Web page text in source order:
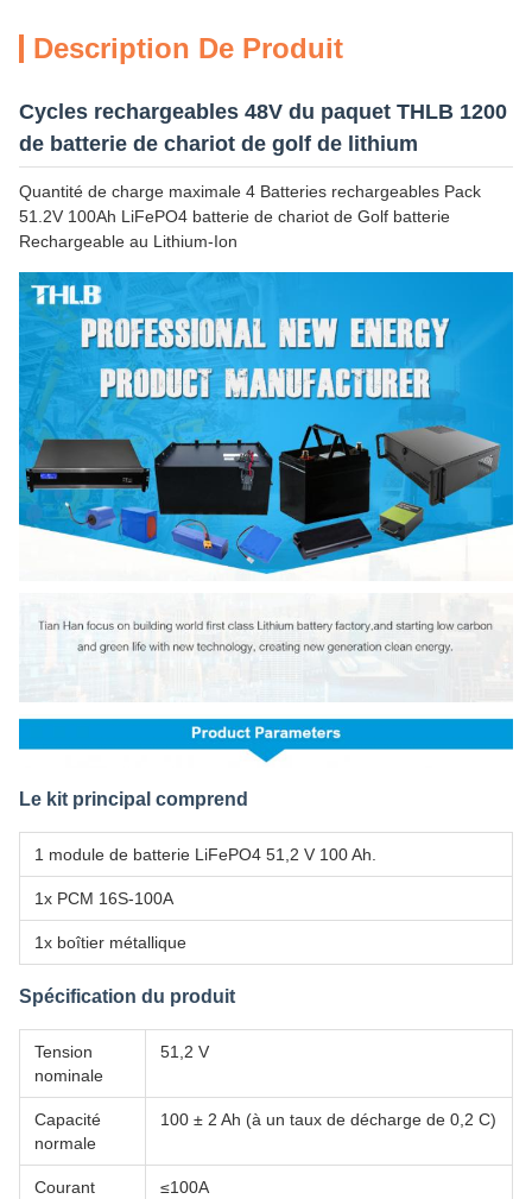
Description De Produit
Cycles rechargeables 48V du paquet THLB 1200
de batterie de chariot de golf de lithium
Quantité de charge maximale 4 Batteries rechargeables Pack
51.2V 100Ah LiFePO4 batterie de chariot de Golf batterie
Rechargeable au Lithium-Ion
Le kit principal comprend
1 module de batterie LiFePO4 51,2 V 100 Ah.
1x PCM 16S-100A
1x boîtier métallique
Spécification du produit
Tension
nominale
51,2 V
Capacité
normale
100 ± 2 Ah (à un taux de décharge de 0,2 C)
Courant
≤100A